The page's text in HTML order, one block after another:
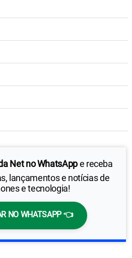
Net no WhatsAppe receba
lançamentos e notícias de
e tecnologia!
NO WHATSAPP 👈